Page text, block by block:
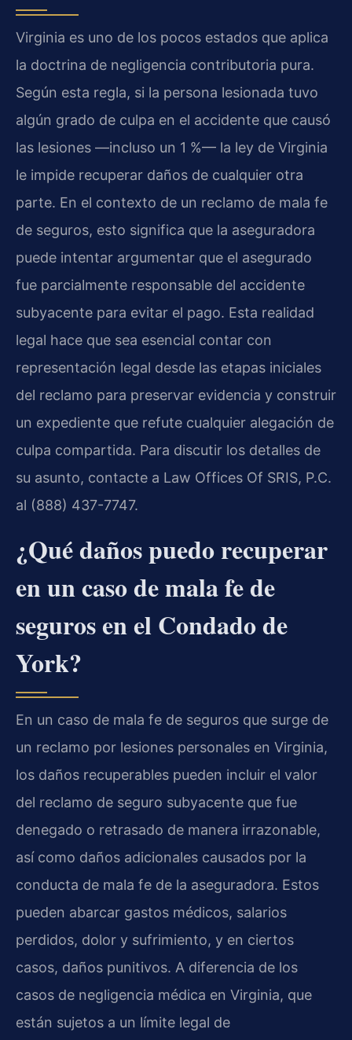
Virginia es uno de los pocos estados que aplica
la doctrina de negligencia contributoria pura.
Según esta regla, si la persona lesionada tuvo
algún grado de culpa en el accidente que causó
las lesiones —incluso un 1 %— la ley de Virginia
le impide recuperar daños de cualquier otra
parte. En el contexto de un reclamo de mala fe
de seguros, esto significa que la aseguradora
puede intentar argumentar que el asegurado
fue parcialmente responsable del accidente
subyacente para evitar el pago. Esta realidad
legal hace que sea esencial contar con
representación legal desde las etapas iniciales
del reclamo para preservar evidencia y construir
un expediente que refute cualquier alegación de
culpa compartida. Para discutir los detalles de
su asunto, contacte a Law Offices Of SRIS, P.C.
al (888) 437-7747.
¿Qué daños puedo recuperar
en un caso de mala fe de
seguros en el Condado de
York?
En un caso de mala fe de seguros que surge de
un reclamo por lesiones personales en Virginia,
los daños recuperables pueden incluir el valor
del reclamo de seguro subyacente que fue
denegado o retrasado de manera irrazonable,
así como daños adicionales causados por la
conducta de mala fe de la aseguradora. Estos
pueden abarcar gastos médicos, salarios
perdidos, dolor y sufrimiento, y en ciertos
casos, daños punitivos. A diferencia de los
casos de negligencia médica en Virginia, que
están sujetos a un límite legal de